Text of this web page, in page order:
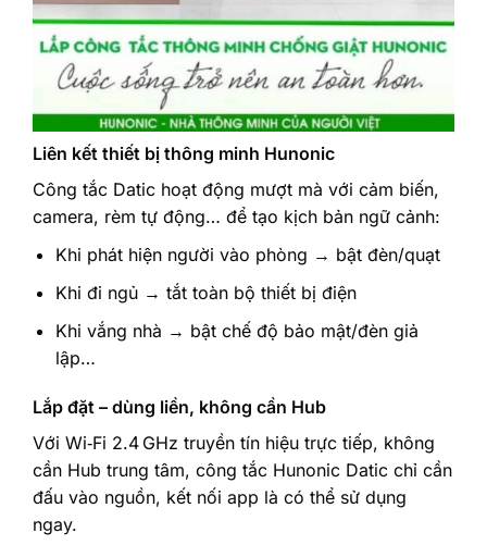
Liên kết thiết bị thông minh Hunonic
Công tắc Datic hoạt động mượt mà với cảm biến,
camera, rèm tự động… để tạo kịch bản ngữ cảnh:
Khi phát hiện người vào phòng → bật đèn/quạt
Khi đi ngủ → tắt toàn bộ thiết bị điện
Khi vắng nhà → bật chế độ bảo mật/đèn giả
lập…
Lắp đặt – dùng liền, không cần Hub
Với Wi‑Fi 2.4 GHz truyền tín hiệu trực tiếp, không
cần Hub trung tâm, công tắc Hunonic Datic chỉ cần
đấu vào nguồn, kết nối app là có thể sử dụng
ngay.